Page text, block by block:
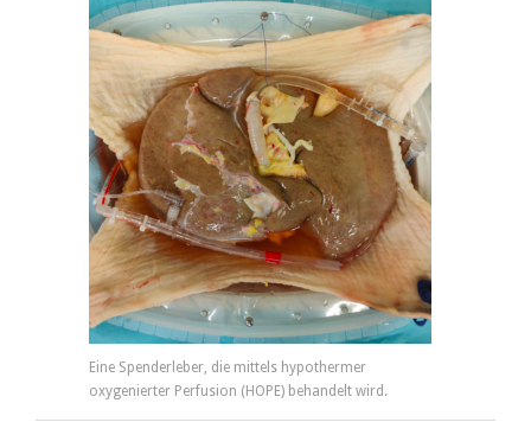
Eine Spenderleber, die mittels hypothermer
oxygenierter Perfusion (HOPE) behandelt wird.